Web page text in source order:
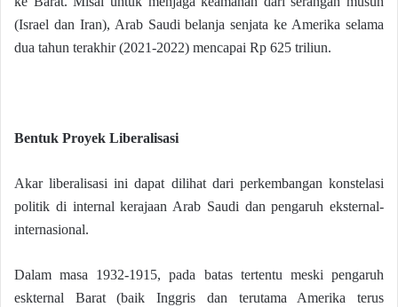
(Israel dan Iran), Arab Saudi belanja senjata ke Amerika selama
dua tahun terakhir (2021-2022) mencapai Rp 625 triliun.
Bentuk Proyek Liberalisasi
Akar liberalisasi ini dapat dilihat dari perkembangan konstelasi
politik di internal kerajaan Arab Saudi dan pengaruh eksternal-
internasional.
Dalam masa 1932-1915, pada batas tertentu meski pengaruh
eskternal Barat (baik Inggris dan terutama Amerika terus